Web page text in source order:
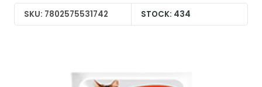
SKU: 7802575531742 STOCK: 434